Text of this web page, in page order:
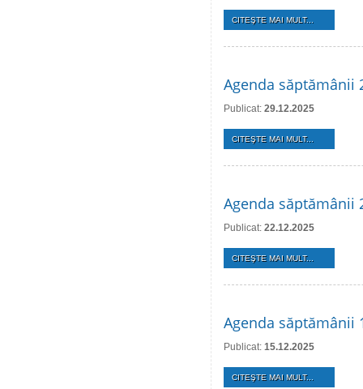
CITEŞTE MAI MULT...
Agenda săptămânii
Publicat: 29.12.2025
CITEŞTE MAI MULT...
Agenda săptămânii
Publicat: 22.12.2025
CITEŞTE MAI MULT...
Agenda săptămânii
Publicat: 15.12.2025
CITEŞTE MAI MULT...